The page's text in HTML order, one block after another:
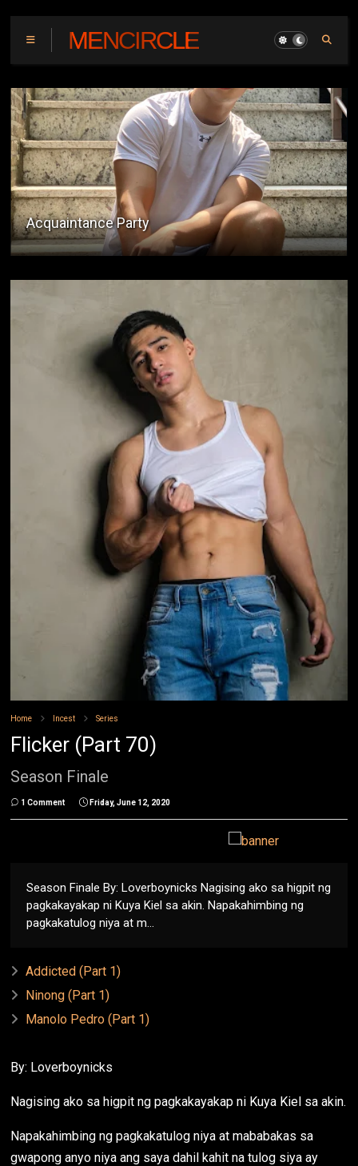
MENCIRCLE
Sa Loob Ng Sinehan
Home Incest Series
Flicker (Part 70)
Season Finale
1 Comment Friday, June 12, 2020
Season Finale By: Loverboynicks Nagising ako sa higpit ng
pagkakayakap ni Kuya Kiel sa akin. Napakahimbing ng
pagkakatulog niya at m...
Addicted (Part 1)
Ninong (Part 1)
Manolo Pedro (Part 1)
By: Loverboynicks
Nagising ako sa higpit ng pagkakayakap ni Kuya Kiel sa akin.
Napakahimbing ng pagkakatulog niya at mababakas sa
gwapong anyo niya ang saya dahil kahit na tulog siya ay